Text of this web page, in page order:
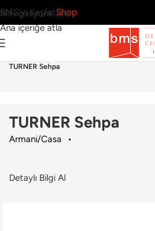
Navigasyona atla
Ana içeriğe atla
BMS’yi KeşfetShop
›Armani/Casa
TURNER Sehpa
TURNER Sehpa
Armani/Casa
Detaylı Bilgi Al